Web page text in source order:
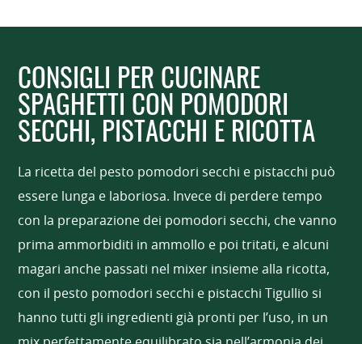
CONSIGLI PER CUCINARE
SPAGHETTI CON POMODORI
SECCHI, PISTACCHI E RICOTTA
La ricetta del pesto pomodori secchi e pistacchi può
essere lunga e laboriosa. Invece di perdere tempo
con la preparazione dei pomodori secchi, che vanno
prima ammorbiditi in ammollo e poi tritati, e alcuni
magari anche passati nel mixer insieme alla ricotta,
con il pesto pomodori secchi e pistacchi Tigullio si
hanno tutti gli ingredienti già pronti per l’uso, in un